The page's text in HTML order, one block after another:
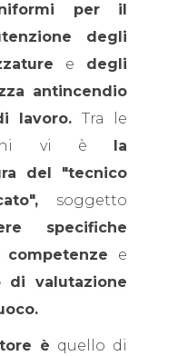
per il
degli
e degli
antincendio
lavoro. Tra le
vi è
la
del "tecnico
soggetto
specifiche
competenze e
di valutazione
è quello di